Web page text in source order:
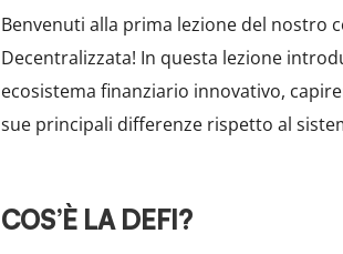
Benvenuti alla prima lezione del nostro
Decentralizzata! In questa lezione
ecosistema finanziario innovativo,
sue principali differenze rispetto al
COS’È LA DEFI?